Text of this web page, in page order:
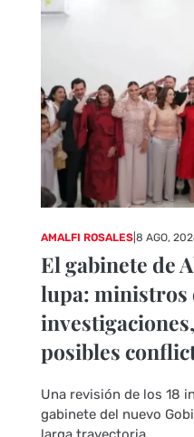
AMALFI ROSALES| 8 AGO,
El gabinete de
lupa: ministros
posibles
Una revisión de los 18
gabinete del nuevo